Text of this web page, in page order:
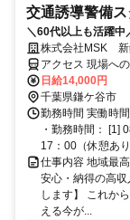
交通誘導警備
＼60代以上も活躍中
で警備員デビューを
勤務3日前迄シフト
イフスタイルに合わ
く活躍しています。
株式会社MSK 新
アクセス 現場へ
日給14,000円
千葉県鎌ケ谷市
勤務時間 実働時
・勤務時間： [1]
17：00（休憩あ
仕事内容 地域最
安心・納得の高
します】 これか
える今が...